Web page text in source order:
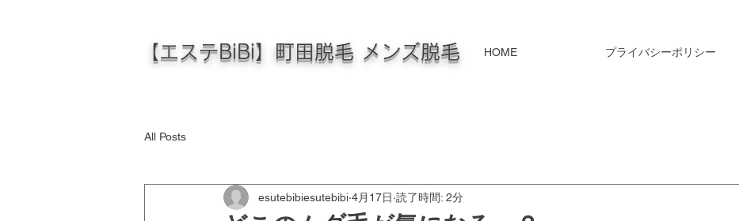
【エステBiBi】町田脱毛 メンズ脱毛 HOME プライバシーポリシー
All Posts
esutebibiesutebibi 4月17日 読了時間: 2分